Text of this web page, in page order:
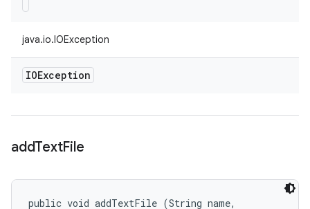
java.io.IOException
IOException
addTextFile
public void addTextFile (String name,